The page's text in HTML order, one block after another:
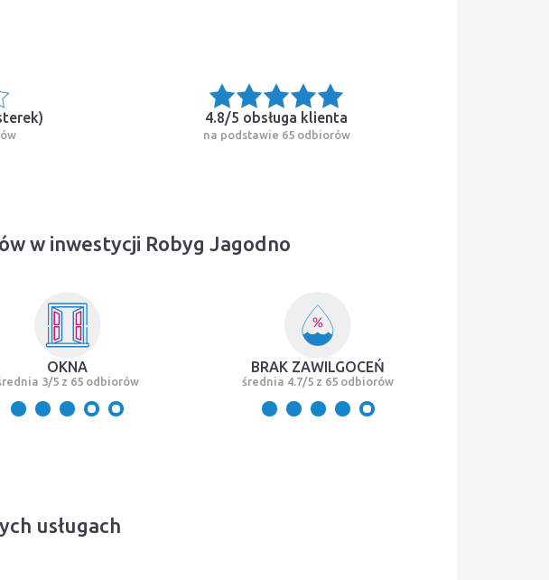
) 4.8/5 obsługa klienta
na podstawie 65 odbiorów
w inwestycji Robyg Jagodno
OKNA
3/5 z 65 odbiorów
BRAK ZAWILGOCEŃ
średnia 4.7/5 z 65 odbiorów
usługach